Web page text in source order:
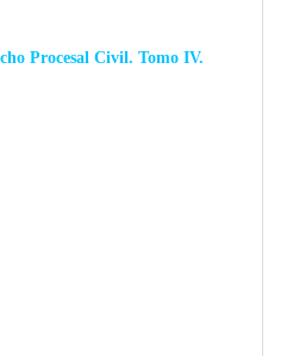
Procesal Civil. Tomo IV.